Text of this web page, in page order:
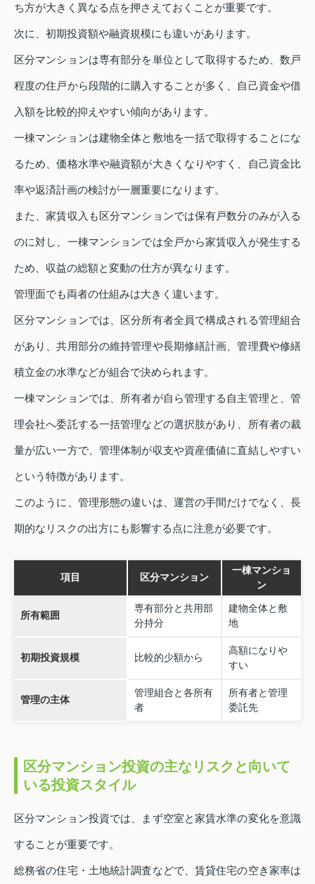
ち方が大きく異なる点を押さえておくことが重要です。
次に、初期投資額や融資規模にも違いがあります。
区分マンションは専有部分を単位として取得するため、数戸
程度の住戸から段階的に購入することが多く、自己資金や借
入額を比較的抑えやすい傾向があります。
一棟マンションは建物全体と敷地を一括で取得することにな
るため、価格水準や融資額が大きくなりやすく、自己資金比
率や返済計画の検討が一層重要になります。
また、家賃収入も区分マンションでは保有戸数分のみが入る
のに対し、一棟マンションでは全戸から家賃収入が発生する
ため、収益の総額と変動の仕方が異なります。
管理面でも両者の仕組みは大きく違います。
区分マンションでは、区分所有者全員で構成される管理組合
があり、共用部分の維持管理や長期修繕計画、管理費や修繕
積立金の水準などが組合で決められます。
一棟マンションでは、所有者が自ら管理する自主管理と、管
理会社へ委託する一括管理などの選択肢があり、所有者の裁
量が広い一方で、管理体制が収支や資産価値に直結しやすい
という特徴があります。
このように、管理形態の違いは、運営の手間だけでなく、長
期的なリスクの出方にも影響する点に注意が必要です。
項目 区分マンション
一棟マンショ
ン
所有範囲
専有部分と共用部
分持分
建物全体と敷
地
初期投資規模 比較的少額から
高額になりや
すい
管理の主体
管理組合と各所有
者
所有者と管理
委託先
区分マンション投資の主なリスクと向いて
いる投資スタイル
区分マンション投資では、まず空室と家賃水準の変化を意識
することが重要です。
総務省の住宅・土地統計調査などで、賃貸住宅の空き家率は